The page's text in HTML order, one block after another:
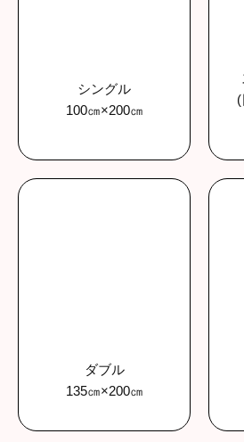
シングル
100㎝×200㎝
ダブル
135㎝×200㎝